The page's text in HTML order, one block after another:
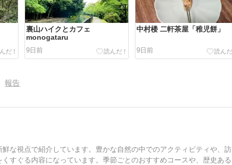
裏山ハイクとカフェ
monogataru
9日前
中村楼 二軒茶屋「稚児餅」
9日前
報告
な視点で紹介しています。豊かな自然の中でのアクティビティや、訪
すぐる内容になっています。季節ごとのおすすめコースや、歴史ある